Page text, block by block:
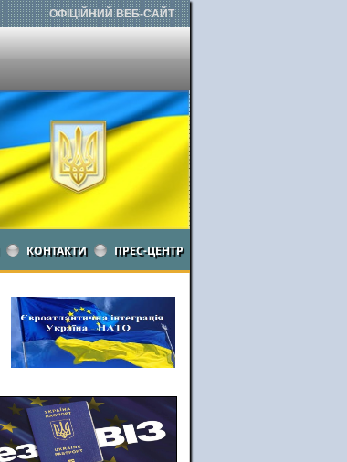
ОФІЦІЙНИЙ ВЕБ-САЙТ
КОНТАКТИ ПРЕС-ЦЕНТР